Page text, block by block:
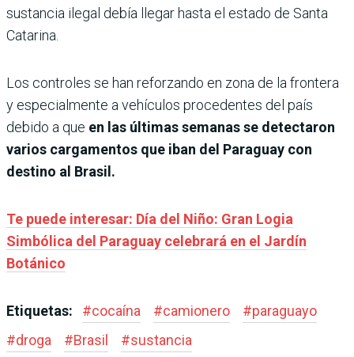
sustancia ilegal debía llegar hasta el estado de Santa
Catarina.
Los controles se han reforzando en zona de la frontera
y especialmente a vehículos procedentes del país
debido a que en las últimas semanas se detectaron
varios cargamentos que iban del Paraguay con
destino al Brasil.
Te puede interesar: Día del Niño: Gran Logia
Simbólica del Paraguay celebrará en el Jardín
Botánico
Etiquetas: #cocaína #camionero #paraguayo
#droga #Brasil #sustancia